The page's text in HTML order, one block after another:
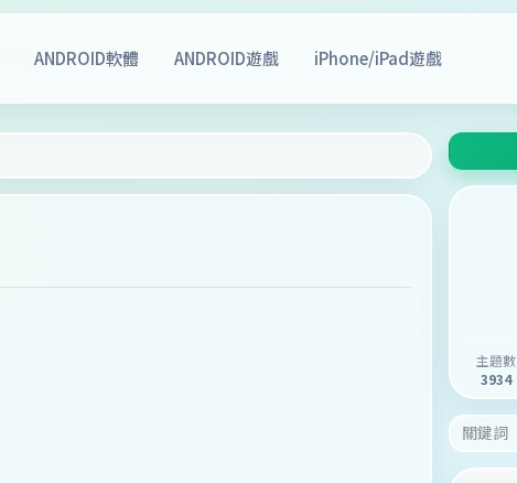
ANDROID軟體 ANDROID遊戲 iPhone/iPad遊戲
主題數
3934